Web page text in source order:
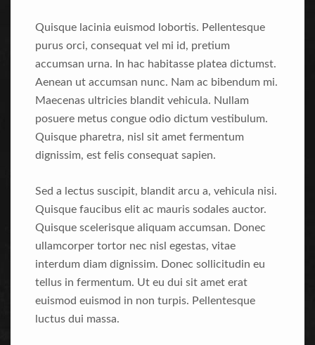
Quisque lacinia euismod lobortis. Pellentesque
purus orci, consequat vel mi id, pretium
accumsan urna. In hac habitasse platea dictumst.
Aenean ut accumsan nunc. Nam ac bibendum mi.
Maecenas ultricies blandit vehicula. Nullam
posuere metus congue odio dictum vestibulum.
Quisque pharetra, nisl sit amet fermentum
dignissim, est felis consequat sapien.
Sed a lectus suscipit, blandit arcu a, vehicula nisi.
Quisque faucibus elit ac mauris sodales auctor.
Quisque scelerisque aliquam accumsan. Donec
ullamcorper tortor nec nisl egestas, vitae
interdum diam dignissim. Donec sollicitudin eu
tellus in fermentum. Ut eu dui sit amet erat
euismod euismod in non turpis. Pellentesque
luctus dui massa.